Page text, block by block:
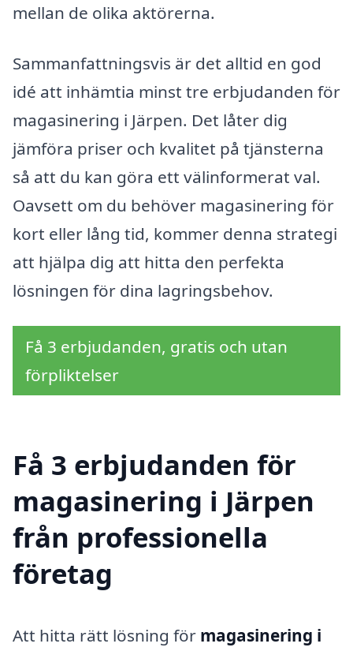
mellan de olika aktörerna.
Sammanfattningsvis är det alltid en god
idé att inhämtia minst tre erbjudanden för
magasinering i Järpen. Det låter dig
jämföra priser och kvalitet på tjänsterna
så att du kan göra ett välinformerat val.
Oavsett om du behöver magasinering för
kort eller lång tid, kommer denna strategi
att hjälpa dig att hitta den perfekta
lösningen för dina lagringsbehov.
Få 3 erbjudanden, gratis och utan
förpliktelser
Få 3 erbjudanden för
magasinering i Järpen
från professionella
företag
Att hitta rätt lösning för magasinering i